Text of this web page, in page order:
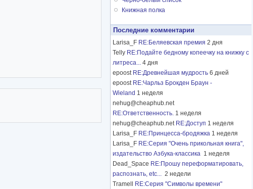
Книжная полка
Последние комментарии
Larisa_F RE:Беляевская премия 2 дня
Telly RE:Подайте бедному копеечку на книжку с
литреса... 4 дня
epoost RE:Древнейшая мудрость 6 дней
epoost RE:Чарльз Брокден Браун -
Wieland 1 неделя
nehug@cheaphub.net
RE:Ответственность. 1 неделя
nehug@cheaphub.net RE:Доступ 1 неделя
Larisa_F RE:Принцесса-бродяжка 1 неделя
Larisa_F RE:Серия "Очень прикольная книга",
издательство Азбука-классика 1 неделя
Dead_Space RE:Прошу переформатировать,
распознать, etc... 2 недели
Tramell
RE:Серия "Символы времени"